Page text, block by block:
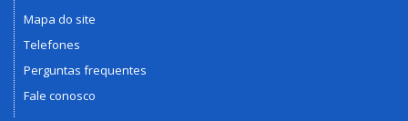
Mapa do site
Telefones
Perguntas frequentes
Fale conosco